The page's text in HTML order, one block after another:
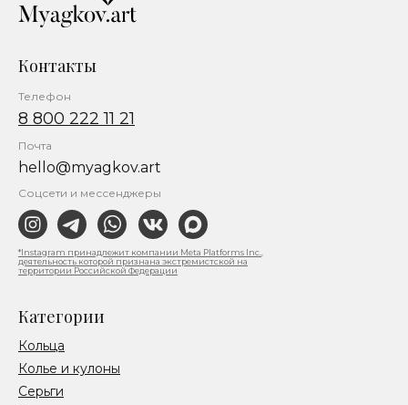
Контакты
Категории
Телефон
Серьги
Колье и кулоны
Кольца
Соцсети и мессенджеры
hello@myagkov.art
Почта
8 800 222 11 21
*Instagram принадлежит компании Meta Platforms Inc.,
деятельность которой признана экстремистской на
территории Российской Федерации